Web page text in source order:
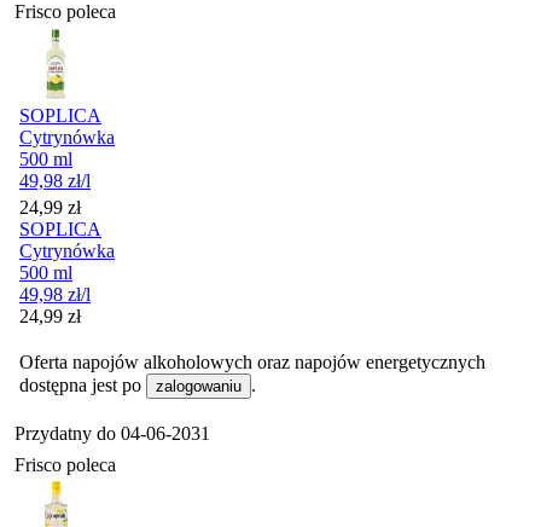
Frisco poleca
SOPLICA
Cytrynówka
500 ml
49,98 zł/l
Cena
24,99 zł
SOPLICA
Cytrynówka
500 ml
49,98 zł/l
Cena
24,99 zł
Oferta napojów alkoholowych oraz napojów energetycznych
dostępna jest po
zalogowaniu .
Przydatny do 04-06-2031
Frisco poleca